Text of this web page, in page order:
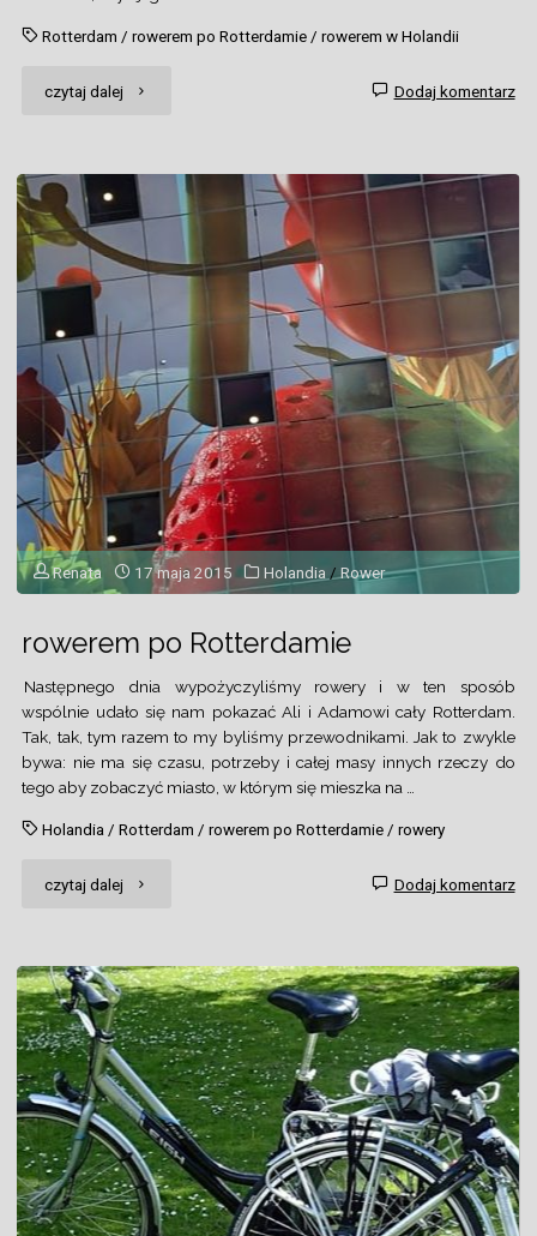
Rotterdam / rowerem po Rotterdamie/ rowerem w Holandii
czytaj dalej "Jeszcze
Holandia"
Dodaj komentarz
Renata 17 maja 2015 Holandia / Rower
rowerem po Rotterdamie
Następnego dnia wypożyczyliśmy rowery i w ten sposób
wspólnie udało się nam pokazać Ali i Adamowi cały Rotterdam.
Tak, tak, tym razem to my byliśmy przewodnikami. Jak to zwykle
bywa: nie ma się czasu, potrzeby i całej masy innych rzeczy do
tego aby zobaczyć miasto, w którym się mieszka na …
Holandia / Rotterdam / rowerem po Rotterdamie/ rowery
czytaj dalej "rowerem
Rotterdamie"
Dodaj komentarz